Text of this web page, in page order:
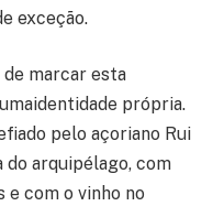
exceção.
marcar esta
própria.
pelo açoriano Rui
do arquipélago, com
e com o vinho no